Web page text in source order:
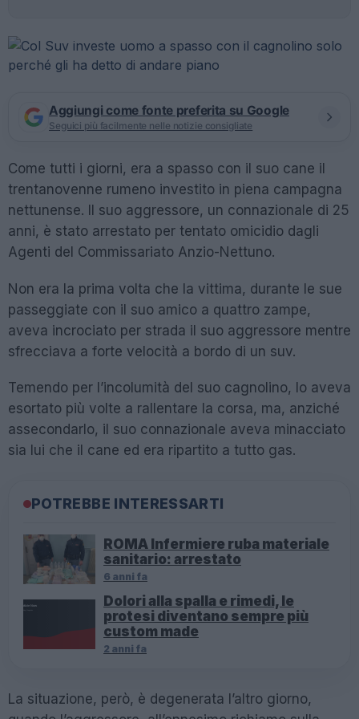
Aggiungi come fonte preferita su Google
Seguici più facilmente nelle notizie consigliate
Come tutti i giorni, era a spasso con il suo cane il
trentanovenne rumeno investito in piena campagna
nettunense. Il suo aggressore, un connazionale di 25
anni, è stato arrestato per tentato omicidio dagli
Agenti del Commissariato Anzio-Nettuno.
Non era la prima volta che la vittima, durante le sue
passeggiate con il suo amico a quattro zampe,
aveva incrociato per strada il suo aggressore mentre
sfrecciava a forte velocità a bordo di un suv.
Temendo per l’incolumità del suo cagnolino, lo aveva
esortato più volte a rallentare la corsa, ma, anziché
assecondarlo, il suo connazionale aveva minacciato
sia lui che il cane ed era ripartito a tutto gas.
POTREBBE INTERESSARTI
ROMA Infermiere ruba materiale
sanitario: arrestato
6 anni fa
Dolori alla spalla e rimedi, le
protesi diventano sempre più
custom made
2 anni fa
La situazione, però, è degenerata l’altro giorno,